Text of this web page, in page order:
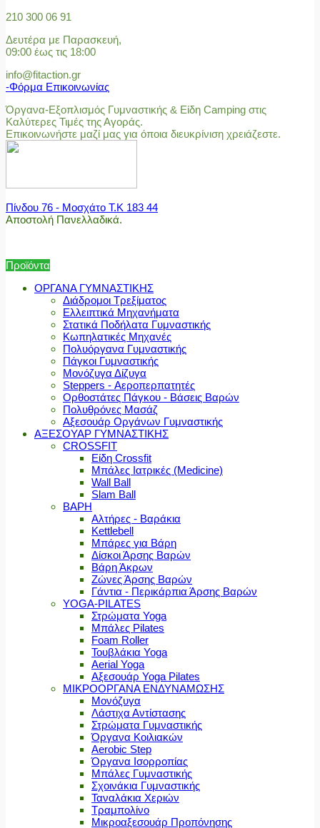
210 300 06 91
Δευτέρα με Παρασκευή,
09:00 έως τις 18:00
info@fitaction.gr
-Φόρμα Επικοινωνίας
Όργανα-Εξοπλισμός Γυμναστικής & Είδη Camping στις
Καλύτερες Τιμές της Αγοράς.
Επικοινωνήστε μαζί μας για όποια διευκρίνιση χρειάζεστε.
Πίνδου 76 - Μοσχάτο Τ.Κ 183 44
Αποστολή Πανελλαδικά.
Προϊόντα
ΟΡΓΑΝΑ ΓΥΜΝΑΣΤΙΚΗΣ
Διάδρομοι Τρεξίματος
Ελλειπτικά Μηχανήματα
Στατικά Ποδήλατα Γυμναστικής
Κωπηλατικές Μηχανές
Πολυόργανα Γυμναστικής
Πάγκοι Γυμναστικής
Μονόζυγα Δίζυγα
Steppers - Αεροπερπατητές
Ορθοστάτες Πάγκου - Βάσεις Βαρών
Πολυθρόνες Μασάζ
Αξεσουάρ Οργάνων Γυμναστικής
ΑΞΕΣΟΥΑΡ ΓΥΜΝΑΣΤΙΚΗΣ
CROSSFIT
Είδη Crossfit
Μπάλες Ιατρικές (Medicine)
Wall Ball
Slam Ball
ΒΑΡΗ
Αλτήρες - Βαράκια
Kettlebell
Μπάρες για Βάρη
Δίσκοι Άρσης Βαρών
Βάρη Άκρων
Ζώνες Άρσης Βαρών
Γάντια - Περικάρπια Άρσης Βαρών
YOGA-PILATES
Στρώματα Yoga
Μπάλες Pilates
Foam Roller
Τουβλάκια Yoga
Aerial Yoga
Αξεσουάρ Yoga Pilates
ΜΙΚΡΟΟΡΓΑΝΑ ΕΝΔΥΝΑΜΩΣΗΣ
Μονόζυγα
Λάστιχα Αντίστασης
Στρώματα Γυμναστικής
Όργανα Κοιλιακών
Aerobic Step
Όργανα Ισορροπίας
Μπάλες Γυμναστικής
Σχοινάκια Γυμναστικής
Ταναλάκια Χεριών
Τραμπολίνο
Μικροαξεσουάρ Προπόνησης